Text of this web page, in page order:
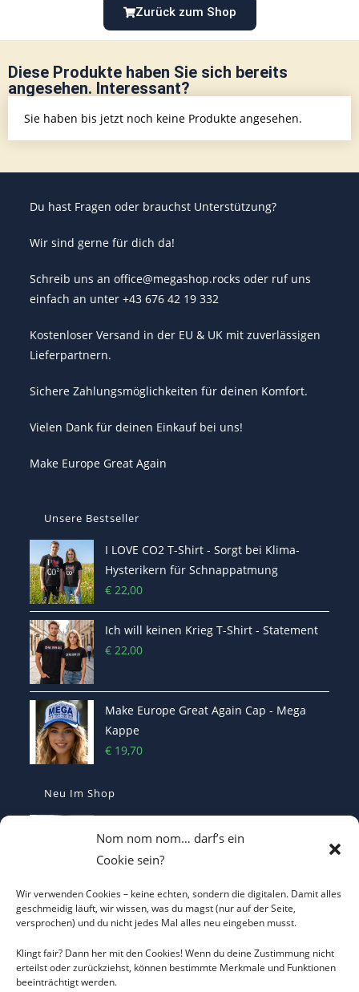
Nom nom nom… darf’s ein
Cookie sein?
Wir verwenden Cookies – keine echten, sondern die digitalen. Damit alles
geschmeidig läuft, wir wissen, was du magst (nur auf der Seite,
versprochen) und du nicht jedes Mal alles neu eingeben musst.
Klingt fair? Dann her mit den Cookies! Wenn du deine Zustimmung nicht
erteilst oder zurückziehst, können bestimmte Merkmale und Funktionen
beeinträchtigt werden.
Zurück zum Shop
Diese Produkte haben Sie sich bereits
angesehen. Interessant?
Sie haben bis jetzt noch keine Produkte angesehen.
Du hast Fragen oder brauchst Unterstützung?
Wir sind gerne für dich da!
Schreib uns an office@megashop.rocks oder ruf uns
einfach an unter +43 676 42 19 332
Kostenloser Versand in der EU & UK mit zuverlässigen
Lieferpartnern.
Sichere Zahlungsmöglichkeiten für deinen Komfort.
Vielen Dank für deinen Einkauf bei uns!
Make Europe Great Again
Unsere Bestseller
I LOVE CO2 T-Shirt - Sorgt bei Klima-
Hysterikern für Schnappatmung
€ 22,00
Ich will keinen Krieg T-Shirt - Statement
€ 22,00
Make Europe Great Again Cap - Mega
Kappe
€ 19,70
Neu Im Shop
Kaffetasse - Motiviert in den Morgen
€16,70
Heterodoxer Extremist - Das provokante
T-Shirt
I LOVE CO2 T-Shirt - Sorgt bei Klima-